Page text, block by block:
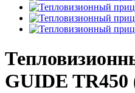
GUIDE TR450